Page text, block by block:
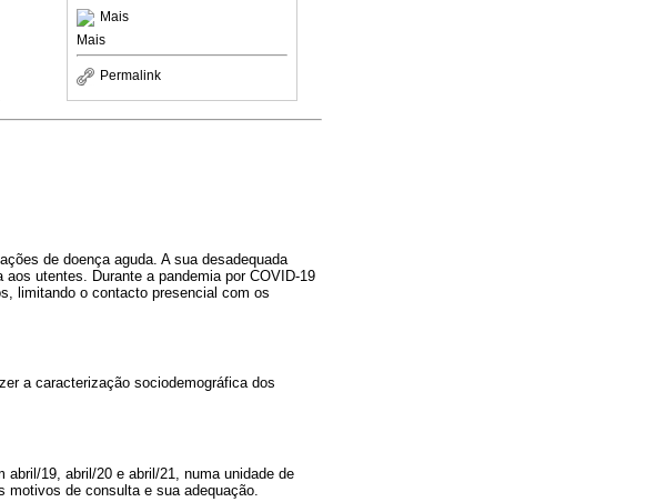
Mais
Mais
Permalink
de doença aguda. A sua desadequada
utentes. Durante a pandemia por COVID-19
limitando o contacto presencial com os
a caracterização sociodemográfica dos
19, abril/20 e abril/21, numa unidade de
de consulta e sua adequação.